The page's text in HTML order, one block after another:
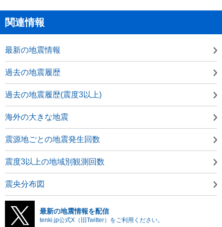
関連情報
最新の地震情報
過去の地震履歴
過去の地震履歴(震度3以上)
海外の大きな地震
震源地ごとの地震発生回数
震度3以上の地域別観測回数
震央分布図
最新の地震情報を配信
tenki.jp公式X（旧Twitter）をご利用ください。